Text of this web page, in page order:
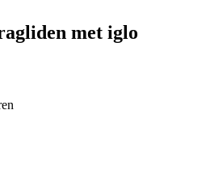
met iglo